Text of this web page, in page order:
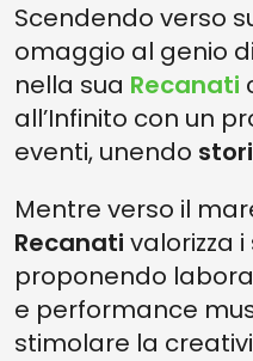
Scendendo verso
omaggio al genio
nella sua Recanati
all’Infinito con un
eventi, unendo
Mentre verso il
Recanati valorizza
proponendo
e performance
stimolare la